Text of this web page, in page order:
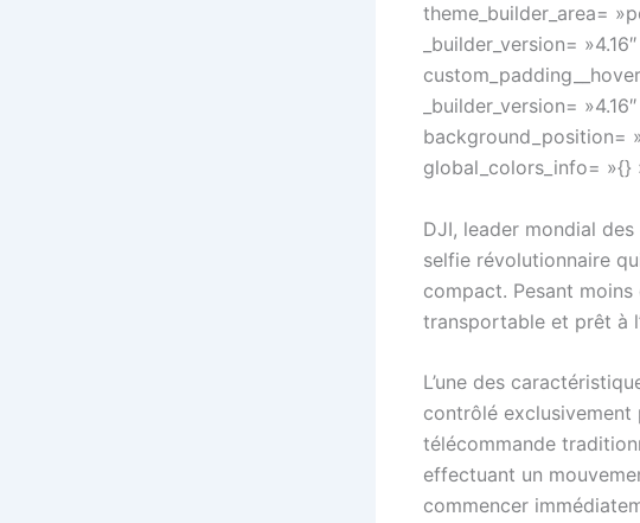
theme_builder_area=
_builder_version=
_builder_version=
background_position=
global_colors_info= »{}
DJI, leader mondial
selfie révolutionnaire
compact. Pesant
transportable et prêt à
L’une des
contrôlé exclusivement
télécommande
effectuant un
commencer